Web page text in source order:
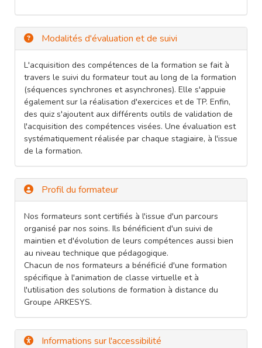
Modalités d'évaluation et de suivi
L'acquisition des compétences de la formation se fait à
travers le suivi du formateur tout au long de la formation
(séquences synchrones et asynchrones). Elle s'appuie
également sur la réalisation d'exercices et de TP. Enfin,
des quiz s'ajoutent aux différents outils de validation de
l'acquisition des compétences visées. Une évaluation est
systématiquement réalisée par chaque stagiaire, à l'issue
de la formation.
Profil du formateur
Nos formateurs sont certifiés à l'issue d'un parcours
organisé par nos soins. Ils bénéficient d'un suivi de
maintien et d'évolution de leurs compétences aussi bien
au niveau technique que pédagogique.
Chacun de nos formateurs a bénéficié d'une formation
spécifique à l'animation de classe virtuelle et à
l'utilisation des solutions de formation à distance du
Groupe ARKESYS.
Informations sur l'accessibilité